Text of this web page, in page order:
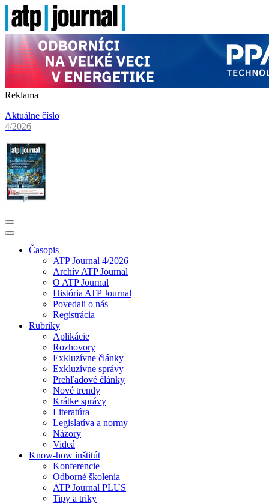
Reklama
Aktuálne číslo
4/2026
Časopis
ATP Journal 4/2026
Archív ATP Journal
O ATP Journal
História ATP Journal
Povedali o nás
Registrácia
Rubriky
Aplikácie
Rozhovory
Exkluzívne články
Exkluzívne správy
Prehľadové články
Nové trendy
Krátke správy
Literatúra
Legislatíva a normy
Názory
Videá
Know-how inštitút
Konferencie
Odborné školenia
ATP Journal PLUS
Tipy a triky